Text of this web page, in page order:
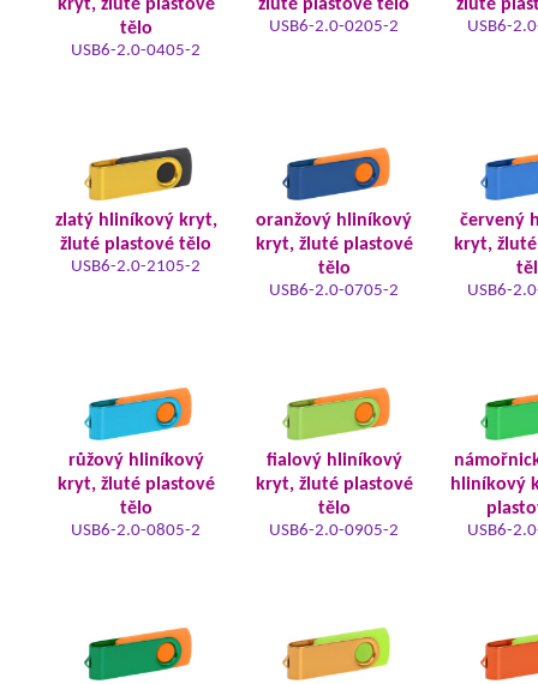
kryt, žluté plastové
tělo
USB6-2.0-0405-2
žluté plastové tělo
USB6-2.0-0205-2
žluté
USB6-
zlatý hliníkový kryt,
žluté plastové tělo
USB6-2.0-2105-2
oranžový hliníkový
kryt, žluté plastové
tělo
USB6-2.0-0705-2
červený
kryt,
USB6-
růžový hliníkový
kryt, žluté plastové
tělo
USB6-2.0-0805-2
fialový hliníkový
kryt, žluté plastové
tělo
USB6-2.0-0905-2
hliníkový
USB6-